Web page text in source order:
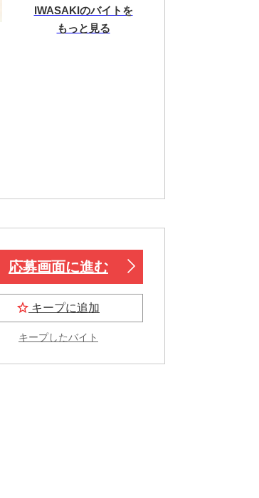
IWASAKIのバイトを
もっと見る
応募画面に進む
キープに追加
キープしたバイト